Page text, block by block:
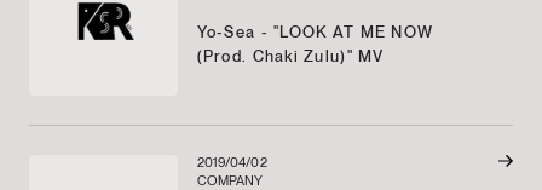
Yo-Sea - "LOOK AT ME NOW
(Prod. Chaki Zulu)" MV
2019/04/02
COMPANY